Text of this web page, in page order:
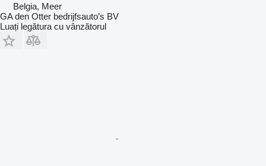
Belgia, Meer
GA den Otter bedrijfsauto’s BV
Luați legătura cu vânzătorul